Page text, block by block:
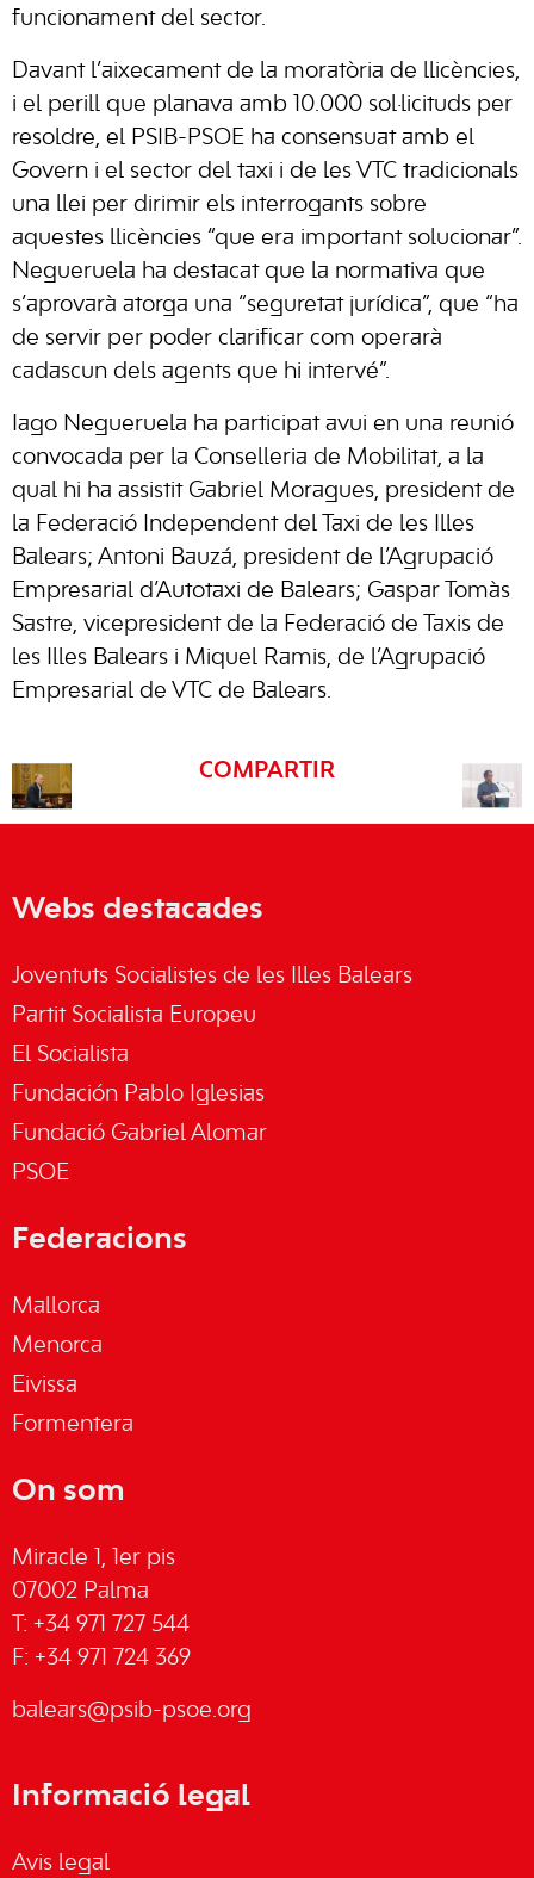
funcionament del sector.
Davant l’aixecament de la moratòria de llicències,
i el perill que planava amb 10.000 sol·licituds per
resoldre, el PSIB-PSOE ha consensuat amb el
Govern i el sector del taxi i de les VTC tradicionals
una llei per dirimir els interrogants sobre
aquestes llicències “que era important solucionar”.
Negueruela ha destacat que la normativa que
s’aprovarà atorga una “seguretat jurídica”, que “ha
de servir per poder clarificar com operarà
cadascun dels agents que hi intervé”.
Iago Negueruela ha participat avui en una reunió
convocada per la Conselleria de Mobilitat, a la
qual hi ha assistit Gabriel Moragues, president de
la Federació Independent del Taxi de les Illes
Balears; Antoni Bauzá, president de l’Agrupació
Empresarial d’Autotaxi de Balears; Gaspar Tomàs
Sastre, vicepresident de la Federació de Taxis de
les Illes Balears i Miquel Ramis, de l’Agrupació
Empresarial de VTC de Balears.
COMPARTIR
Webs destacades
Joventuts Socialistes de les Illes Balears
Partit Socialista Europeu
El Socialista
Fundación Pablo Iglesias
Fundació Gabriel Alomar
PSOE
Federacions
Mallorca
Menorca
Eivissa
Formentera
On som
Miracle 1, 1er pis
07002 Palma
T: +34 971 727 544
F: +34 971 724 369
balears@psib-psoe.org
Informació legal
Avis legal